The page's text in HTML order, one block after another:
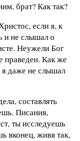
брат? Как так?
если я, к
и не слышал о
Неужели Бог
праведен. Как же
я даже не слышал
составлять
Писания,
ты исследуешь
вконец, живя так,